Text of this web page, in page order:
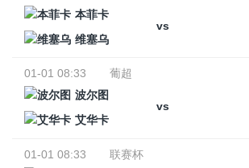
本菲卡
vs
维塞乌
01-01 08:33
葡超
波尔图
vs
艾华卡
01-01 08:33
联赛杯